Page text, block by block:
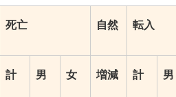
死亡 自然 転入
計 男 女 増減 計 男